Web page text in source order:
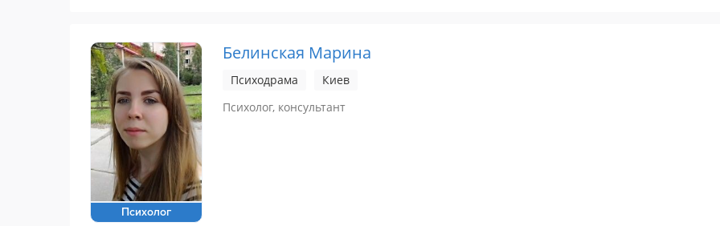
Психолог
Белинская Марина
Психодрама
Киев
Психолог, консультант